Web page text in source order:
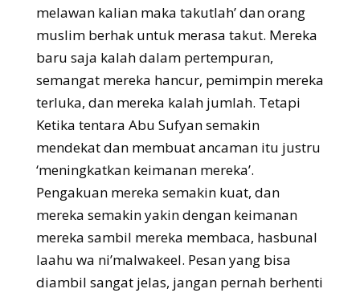
melawan kalian maka takutlah’ dan orang
muslim berhak untuk merasa takut. Mereka
baru saja kalah dalam pertempuran,
semangat mereka hancur, pemimpin mereka
terluka, dan mereka kalah jumlah. Tetapi
Ketika tentara Abu Sufyan semakin
mendekat dan membuat ancaman itu justru
‘meningkatkan keimanan mereka’.
Pengakuan mereka semakin kuat, dan
mereka semakin yakin dengan keimanan
mereka sambil mereka membaca, hasbunal
laahu wa ni’malwakeel. Pesan yang bisa
diambil sangat jelas, jangan pernah berhenti